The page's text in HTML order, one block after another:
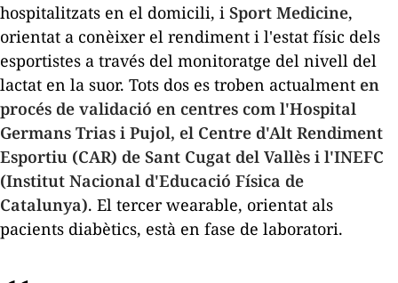
hospitalitzats en el domicili, i Sport Medicine,
orientat a conèixer el rendiment i l'estat físic dels
esportistes a través del monitoratge del nivell del
lactat en la suor. Tots dos es troben actualment en
procés de validació en centres com l'Hospital
Germans Trias i Pujol, el Centre d'Alt Rendiment
Esportiu (CAR) de Sant Cugat del Vallès i l'INEFC
(Institut Nacional d'Educació Física de
Catalunya). El tercerwearable, orientat als
pacients diabètics, està en fase de laboratori.